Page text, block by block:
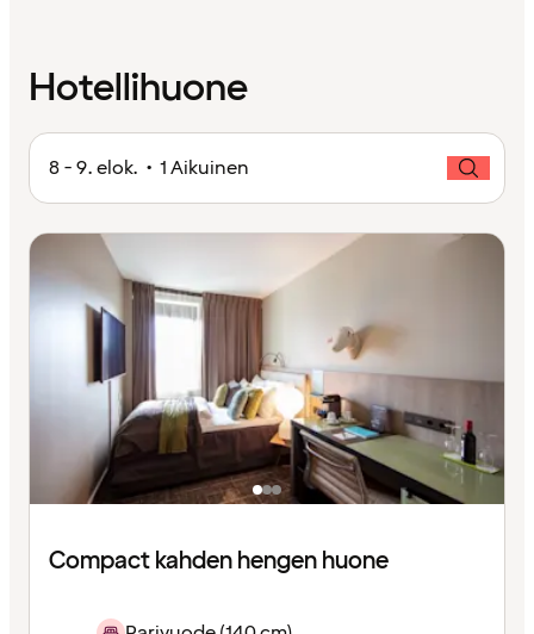
Hotellihuone
8 - 9. elok. • 1 Aikuinen
Compact kahden hengen huone